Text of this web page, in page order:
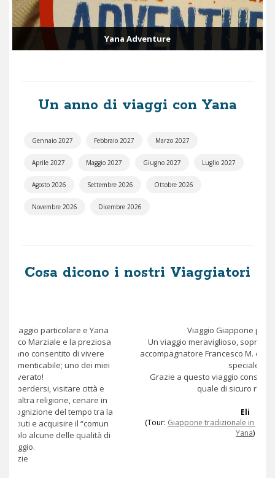
Yana Adventure
Un anno di viaggi con Yana
Gennaio 2027 Febbraio 2027 Marzo 2027
Aprile 2027 Maggio 2027 Giugno 2027 Luglio 2027
Agosto 2026 Settembre 2026 Ottobre 2026
Novembre 2026 Dicembre 2026
Cosa dicono i nostri Viaggiatori
Viaggio Giappone per il foliage.
Un viaggio meraviglioso, soprattutto grazie al nostro
accompagnatore Francesco M. che lo ha reso ancora più
Grazie a questo viaggio consiglio Yana viaggi con la
quale di sicuro riviaggeró.
(Tour:Giappone tradizionale in gruppo con coordinatore